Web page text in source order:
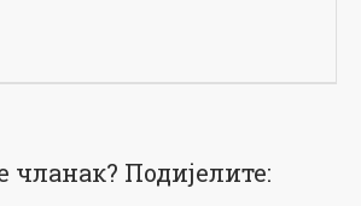
чланак? Подијелите: